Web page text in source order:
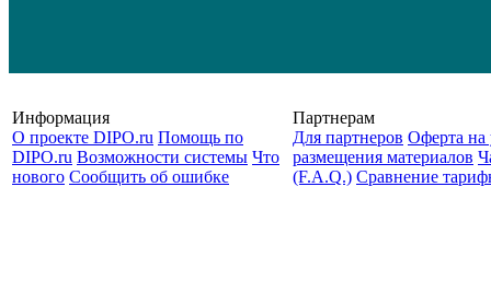
Информация
О проекте DIPO.ru Помощь по
DIPO.ru Возможности системы Что
нового Сообщить об ошибке
Партнерам
Для партнеров Оферта на
размещения материалов
(F.A.Q.) Cравнение